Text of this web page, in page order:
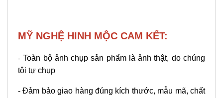
MỸ NGHỆ HINH MỘC CAM KẾT:
-Toàn bộ ảnh chụp sản phẩm là ảnh thật, do chúng
tôi tự chụp
- Đảm bảo giao hàng đúng kích thước, mẫu mã, chất